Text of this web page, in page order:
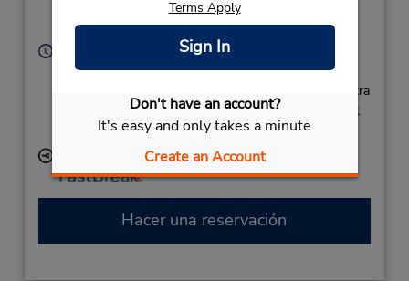
Terms Apply
Sign In
Don't have an account?
It's easy and only takes a minute
Create an Account
Luqa, Malta
Sun - Sat 7:30 AM - 2:00 AM
Si llega en avión, el mostrador de alquiler se encuentra
dentro de la terminal con una caminata corta hasta el
estacionamiento.
Ubicación para depositar llaves
Hacer una reservación